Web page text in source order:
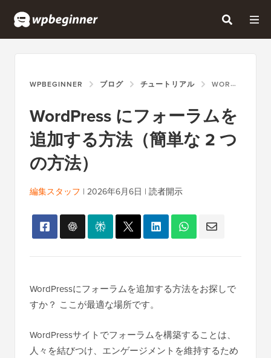
WPBEGINNER ブログ チュートリアル WORDPRESS にフォーラムを追加する方法（簡単な 2 つの方法）
WordPress にフォーラムを
追加する方法（簡単な 2 つ
の方法）
編集スタッフ | 2026年6月6日 | 読者開示
WordPressにフォーラムを追加する方法をお探しで
すか？ ここが最適な場所です。
WordPressサイトでフォーラムを構築することは、
人々を結びつけ、エンゲージメントを維持するため